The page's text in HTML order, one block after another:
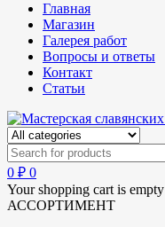
Главная
Магазин
Галерея работ
Вопросы и ответы
Контакт
Статьи
0 ₽ 0
Your shopping cart is empty
АССОРТИМЕНТ